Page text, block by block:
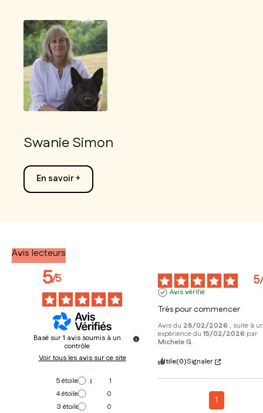
Swanie Simon
En savoir +
Avis lecteurs
5/5
Basé sur1 avis soumis à un
contrôle
Voir tous les avis sur ce site
5étoiles
1
4étoiles
0
3 étoiles
0
5
Avis vérifié
Très pour commencer
Avis du 28/02/2026 , suite à
expérience du 15/02/2026 par
Michele G.
Utile(0)Signaler
1